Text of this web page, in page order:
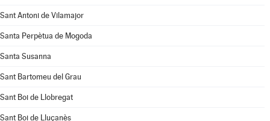
Sant Antoni de Vilamajor
Santa Perpètua de Mogoda
Santa Susanna
Sant Bartomeu del Grau
Sant Boi de Llobregat
Sant Boi de Lluçanès